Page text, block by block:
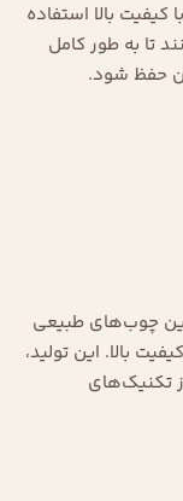
بالا استفاده
تا به طور کامل
حفظ شود.
چوب‌های طبیعی
بالا. این تولید،
تکنیک‌های